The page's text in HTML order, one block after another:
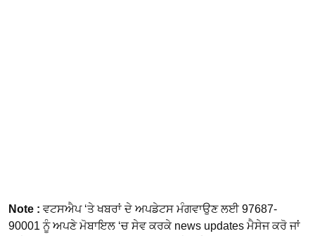
Note : ਵਟਸਐਪ ‘ਤੇ ਖਬਰਾਂ ਦੇ ਅਪਡੇਟਸ ਮੰਗਵਾਉਣ ਲਈ 97687-
90001 ਨੂੰ ਅਪਣੇ ਮੋਬਾਇਲ ‘ਚ ਸੇਵ ਕਰਕੇ news updates ਮੈਸੇਜ ਕਰੋ ਜਾਂ